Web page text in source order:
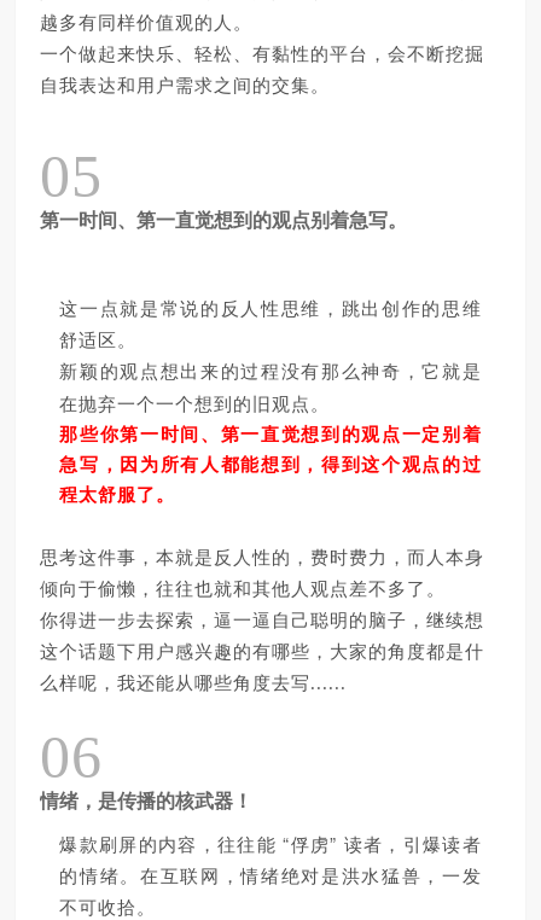
越多有同样价值观的人。
一个做起来快乐、轻松、有黏性的平台，会不断挖掘
自我表达和用户需求之间的交集。
05
第一时间、第一直觉想到的观点别着急写。
这一点就是常说的反人性思维，跳出创作的思维
舒适区。
新颖的观点想出来的过程没有那么神奇，它就是
在抛弃一个一个想到的旧观点。
那些你第一时间、第一直觉想到的观点一定别着
急写，因为所有人都能想到，得到这个观点的过
程太舒服了。
思考这件事，本就是反人性的，费时费力，而人本身
倾向于偷懒，往往也就和其他人观点差不多了。
你得进一步去探索，逼一逼自己聪明的脑子，继续想
这个话题下用户感兴趣的有哪些，大家的角度都是什
么样呢，我还能从哪些角度去写......
06
情绪，是传播的核武器！
爆款刷屏的内容，往往能 “俘虏” 读者，引爆读者
的情绪。在互联网，情绪绝对是洪水猛兽，一发
不可收拾。